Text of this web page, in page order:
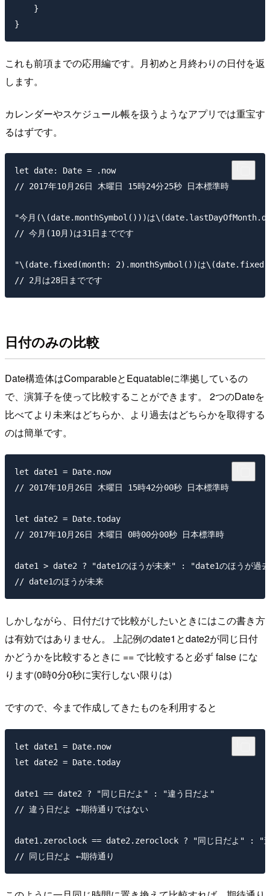
    }
これも前項までの応用編です。月初めと月終わりの日付を返
します。
カレンダーやスケジュール帳を扱うようなアプリでは重宝す
るはずです。
let date: Date = .now
// 2017年10月26日 木曜日 15時24分25秒 日本標準時
"今月(\(date.monthSymbol()))は
// 今月(10月)は31日までです
"\(date.fixed(month: 2).monthSymbol())は
日付のみの比較
Date構造体はComparableとEquatableに準拠しているの
で、演算子を使って比較することができます。 2つのDateを
比べてより未来はどちらか、より過去はどちらかを取得する
のは簡単です。
let date1 = Date.now
// 2017年10月26日 木曜日 15時42分00秒 日本標準時
let date2 = Date.today
// 2017年10月26日 木曜日 0時00分00秒 日本標準時
date1 > date2 ? "date1のほうが未来" : "date1のほうが過
しかしながら、日付だけで比較がしたいときにはこの書き方
は有効ではありません。 上記例のdate1とdate2が同じ日付
かどうかを比較するときに == で比較すると必ず false にな
ります(0時0分0秒に実行しない限りは)
ですので、今まで作成してきたものを利用すると
let date1 = Date.now
let date2 = Date.today
date1 == date2 ? "同じ日だよ" : "違う日だよ"
// 違う日だよ ←期待通りではない
date1.zeroclock == date2.zeroclock ? "同じ日だよ" : "違